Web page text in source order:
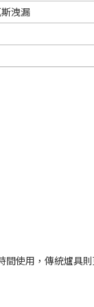
洩漏
間使用，傳統爐具